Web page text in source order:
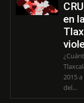
en
Tlaxcala al
2015
del...